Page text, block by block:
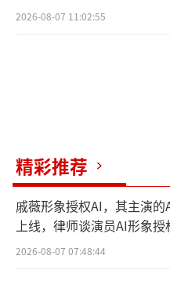
2026-08-07 11:02:55
精彩推荐
戚薇形象授权AI，其主演
上线，律师谈演员AI形象授
数字资产
2026-08-07 07:48:44